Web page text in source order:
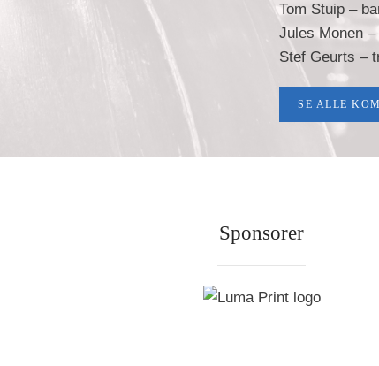
Tom Stuip –
Jules Monen
Stef Geurts –
SE ALLE
Sponsorer